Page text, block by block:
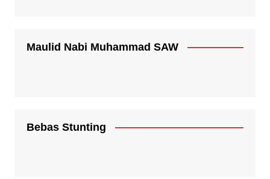
Maulid Nabi Muhammad SAW
Bebas Stunting